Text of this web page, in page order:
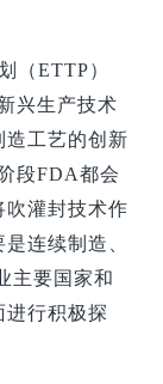
（ETTP）
兴生产技术
造工艺的创新
段FDA都会
吹灌封技术作
连续制造、
主要国家和
行积极探